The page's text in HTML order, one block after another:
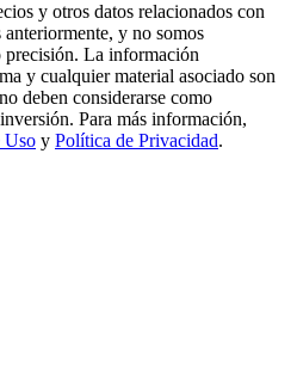
y otros datos relacionados con
anteriormente, y no somos
precisión. La información
y cualquier material asociado son
deben considerarse como
Para más información,
Uso y Política de Privacidad.